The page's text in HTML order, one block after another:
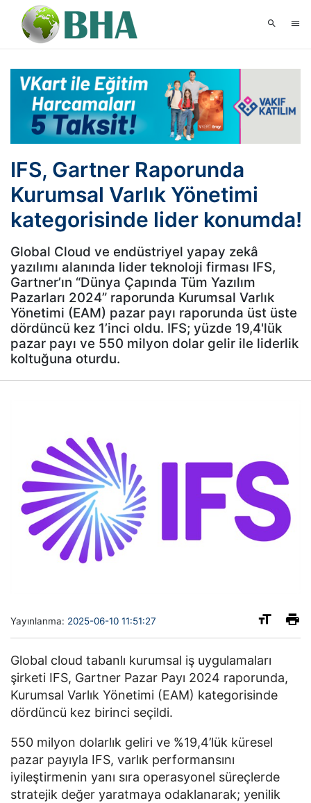
IFS, Gartner Raporunda
Kurumsal Varlık Yönetimi
kategorisinde lider konumda!
Global Cloud ve endüstriyel yapay zekâ
yazılımı alanında lider teknoloji firması IFS,
Gartner’ın “Dünya Çapında Tüm Yazılım
Pazarları 2024” raporunda Kurumsal Varlık
Yönetimi (EAM) pazar payı raporunda üst üste
dördüncü kez 1’inci oldu. IFS; yüzde 19,4'lük
pazar payı ve 550 milyon dolar gelir ile liderlik
koltuğuna oturdu.
Yayınlanma: 2025-06-10 11:51:27
Global cloud tabanlı kurumsal iş uygulamaları
şirketi IFS, Gartner Pazar Payı 2024 raporunda,
Kurumsal Varlık Yönetimi (EAM) kategorisinde
dördüncü kez birinci seçildi.
550 milyon dolarlık geliri ve %19,4’lük küresel
pazar payıyla IFS, varlık performansını
iyileştirmenin yanı sıra operasyonel süreçlerde
stratejik değer yaratmaya odaklanarak; yenilik